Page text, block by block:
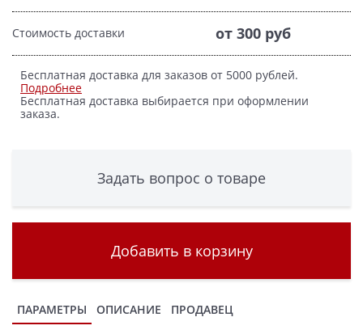
Стоимость доставки от 300 руб
Бесплатная доставка для заказов от 5000 рублей.
Подробнее
Бесплатная доставка выбирается при оформлении
заказа.
Задать вопрос о товаре
Добавить в корзину
ПАРАМЕТРЫ ОПИСАНИЕ ПРОДАВЕЦ